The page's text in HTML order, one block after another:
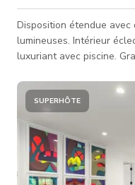
Disposition étendue
lumineuses. Intérieur
luxuriant avec piscine.
demande.
SUPERHÔTE